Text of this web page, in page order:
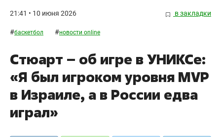
21:41 • 10 июня 2026 в закладки
#баскетбол #новости online
Стюарт – об игре в УНИКСе:
«Я был игроком уровня MVP
в Израиле, а в России едва
играл»